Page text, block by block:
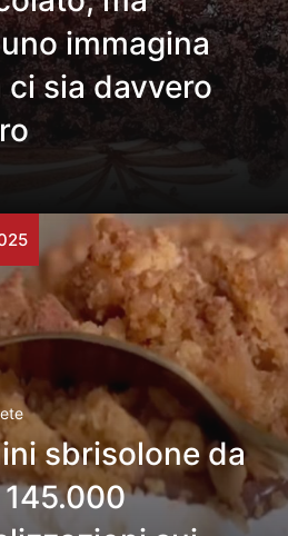
immagina
ci sia davvero
sbrisolone da